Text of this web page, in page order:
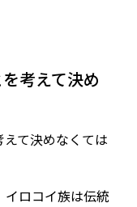
考えて決め
えて決めなくては
イロコイ族は伝統